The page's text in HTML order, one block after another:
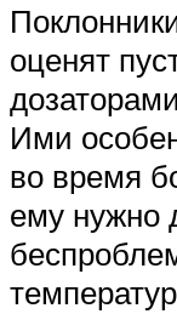
оценят
Ими
во время
ему нужно